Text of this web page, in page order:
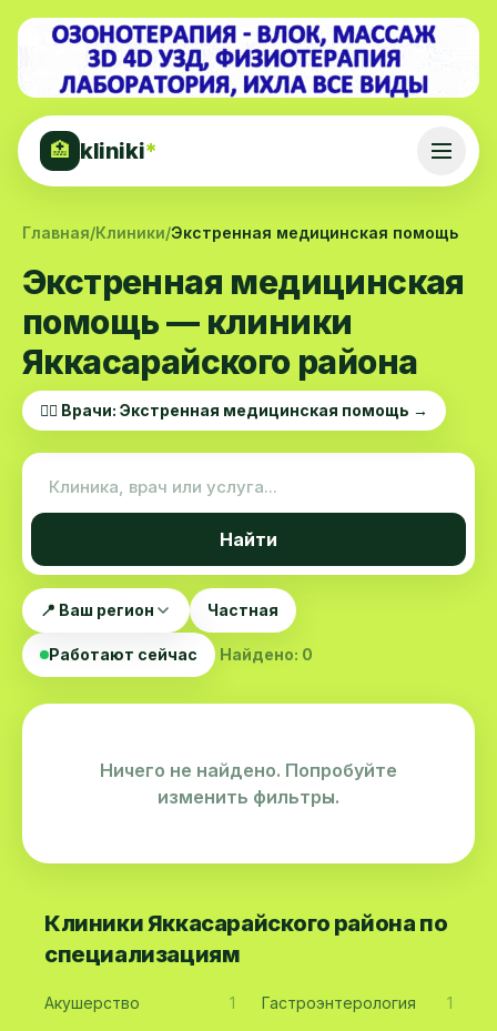
🏥 kliniki*
Главная/Клиники/Экстренная медицинская помощь
Экстренная медицинская
помощь — клиники
Яккасарайского района
👨‍⚕️ Врачи: Экстренная медицинская помощь →
Найти
📍 Ваш регион Частная
Работают сейчас Найдено: 0
Ничего не найдено. Попробуйте
изменить фильтры.
Клиники Яккасарайского района по
специализациям
Акушерство 1 Гастроэнтерология 1